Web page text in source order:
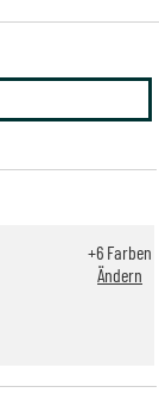
+6 Farben
Ändern